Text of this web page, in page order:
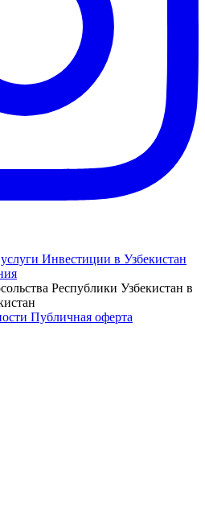
Инвестиции в Узбекистан
Республики Узбекистан в
Публичная оферта